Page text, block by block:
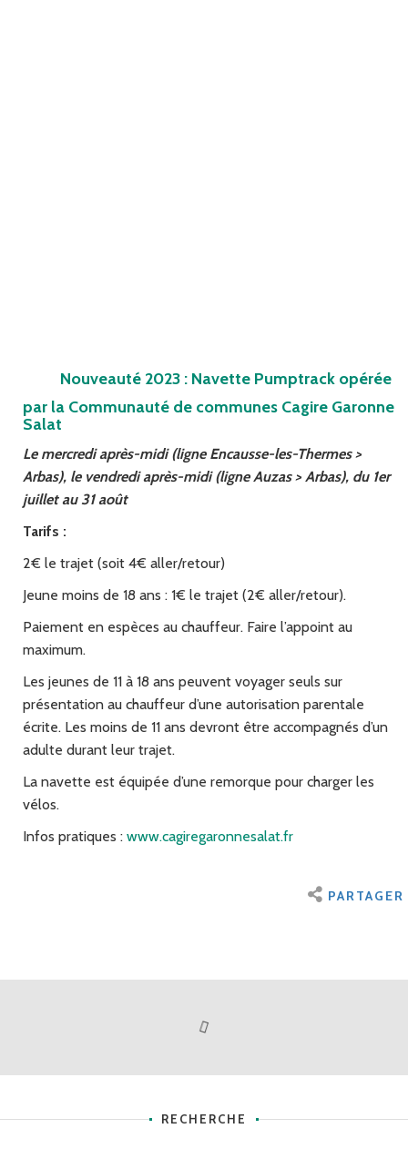
Nouveauté 2023 : Navette Pumptrack opérée
par la Communauté de communes Cagire Garonne
Salat
Le mercredi après-midi (ligne Encausse-les-Thermes >
Arbas), le vendredi après-midi (ligne Auzas > Arbas), du 1er
juillet au 31 août
Tarifs :
2€ le trajet (soit 4€ aller/retour)
Jeune moins de 18 ans : 1€ le trajet (2€ aller/retour).
Paiement en espèces au chauffeur. Faire l’appoint au
maximum.
Les jeunes de 11 à 18 ans peuvent voyager seuls sur
présentation au chauffeur d’une autorisation parentale
écrite. Les moins de 11 ans devront être accompagnés d’un
adulte durant leur trajet.
La navette est équipée d’une remorque pour charger les
vélos.
Infos pratiques : www.cagiregaronnesalat.fr
PARTAGER
RECHERCHE